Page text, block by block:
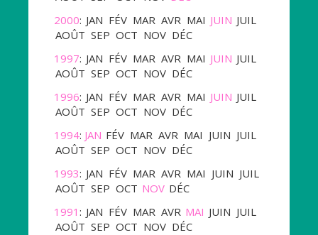
2000: JAN FÉV MAR AVR MAI JUIN JUIL
AOÛT SEP OCT NOV DÉC
1997: JAN FÉV MAR AVR MAI JUIN JUIL
AOÛT SEP OCT NOV DÉC
1996: JAN FÉV MAR AVR MAI JUIN JUIL
AOÛT SEP OCT NOV DÉC
1994: JAN FÉV MAR AVR MAI JUIN JUIL
AOÛT SEP OCT NOV DÉC
1993: JAN FÉV MAR AVR MAI JUIN JUIL
AOÛT SEP OCT NOV DÉC
1991 : JAN FÉV MAR AVR MAI JUIN JUIL
AOÛT SEP OCT NOV DÉC